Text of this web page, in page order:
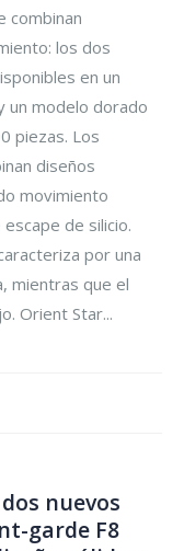
combinan
los dos
en un
un modelo dorado
piezas. Los
diseños
movimiento
de silicio.
por una
mientras que el
Orient Star...
nuevos
garde F8